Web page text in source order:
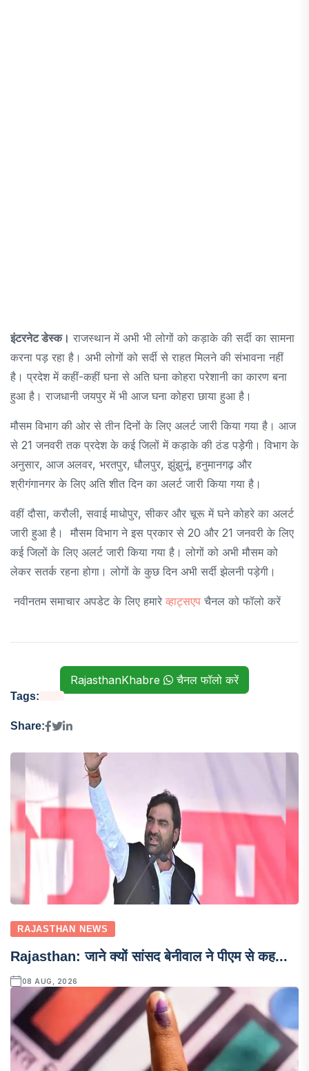
इंटरनेट डेस्क। राजस्थान में अभी भी लोगों को कड़ाके की सर्दी का सामना
करना पड़ रहा है। अभी लोगों को सर्दी से राहत मिलने की संभावना नहीं
है। प्रदेश में कहीं-कहीं घना से अति घना कोहरा परेशानी का कारण बना
हुआ है। राजधानी जयपुर में भी आज घना कोहरा छाया हुआ है।
मौसम विभाग की ओर से तीन दिनों के लिए अलर्ट जारी किया गया है। आज
से 21 जनवरी तक प्रदेश के कई जिलों में कड़ाके की ठंड पड़ेेगी। विभाग के
अनुसार, आज अलवर, भरतपुर, धौलपुर, झुंझुनूं, हनुमानगढ़ और
श्रीगंगानगर के लिए अति शीत दिन का अलर्ट जारी किया गया है।
वहीं दौसा, करौली, सवाई माधोपुर, सीकर और चूरू में घने कोहरे का अलर्ट
जारी हुआ है। मौसम विभाग ने इस प्रकार से 20 और 21 जनवरी के लिए
कई जिलों के लिए अलर्ट जारी किया गया है। लोगों को अभी मौसम को
लेकर सतर्क रहना होगा। लोगों के कुछ दिन अभी सर्दी झेलनी पड़ेगी।
नवीनतम समाचार अपडेट के लिए हमारे व्हाट्सएप चैनल को फॉलो करें
RajasthanKhabre चैनल फॉलो करें
Tags:
Share:
RAJASTHAN NEWS
Rajasthan: जाने क्यों सांसद बेनीवाल ने पीएम से कह...
08 AUG, 2026